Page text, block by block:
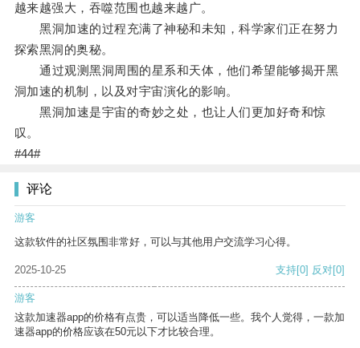
越来越强大，吞噬范围也越来越广。
黑洞加速的过程充满了神秘和未知，科学家们正在努力
探索黑洞的奥秘。
通过观测黑洞周围的星系和天体，他们希望能够揭开黑
洞加速的机制，以及对宇宙演化的影响。
黑洞加速是宇宙的奇妙之处，也让人们更加好奇和惊
叹。
#44#
评论
游客
这款软件的社区氛围非常好，可以与其他用户交流学习心得。
2025-10-25 支持[0] 反对[0]
游客
这款加速器app的价格有点贵，可以适当降低一些。我个人觉得，一款加
速器app的价格应该在50元以下才比较合理。